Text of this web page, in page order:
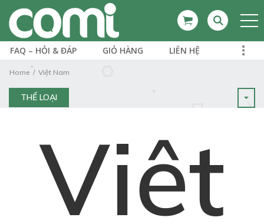
FAQ – HỎI & ĐÁP GIỎ HÀNG LIÊN HỆ
Home Việt Nam
THỂ LOẠI
Việt